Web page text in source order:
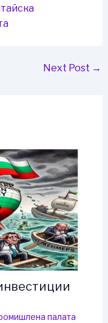
Next Post →
палaта